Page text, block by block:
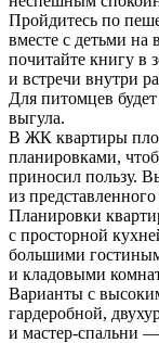
Пройдитесь по
вместе с детьми на
почитайте книгу в
и встречи внутри
Для питомцев
выгула.
В ЖК квартиры
планировками,
приносил пользу.
из
Планировки
с просторной
большими
и кладовыми
Варианты с
гардеробной,
и мастер-спальни